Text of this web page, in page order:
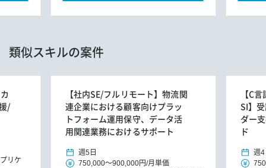
類似スキルの案件
/
リケ
【社内SE/フルリモート】物流関
連企業における顧客向けプラッ
トフォーム運用保守、データ活
用関連業務におけるサポート
週5日
750,000～900,000円/月単価
【C
SI】
ダー
ド
週4